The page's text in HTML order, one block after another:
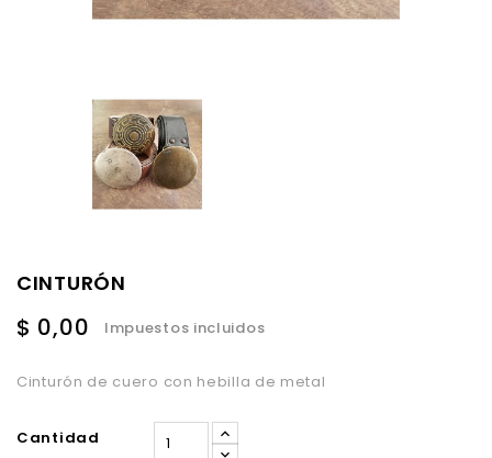
CINTURÓN
$ 0,00 Impuestos incluidos
Cinturón de cuero con hebilla de metal
Cantidad